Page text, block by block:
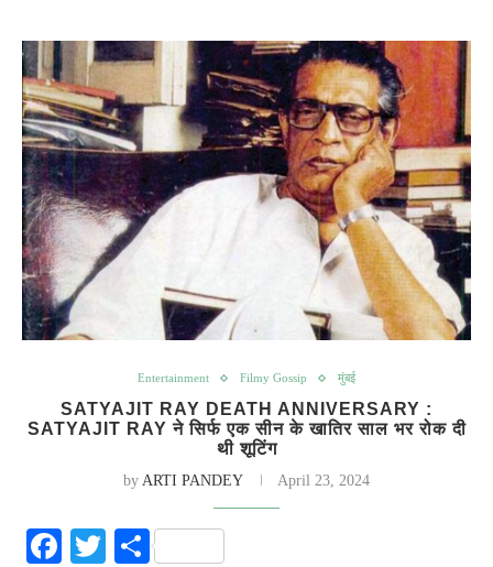
Entertainment Filmy Gossip मुंबई
SATYAJIT RAY DEATH ANNIVERSARY :
SATYAJIT RAY ने सिर्फ एक सीन के खातिर साल भर रोक दी
थी शूटिंग
by ARTI PANDEY April 23, 2024
Facebook
Twitter
Share